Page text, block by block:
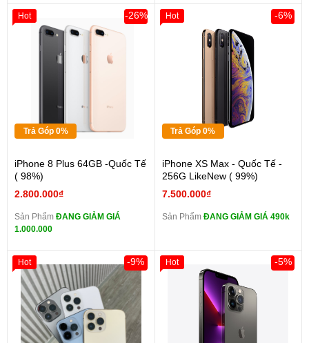
Trả Góp 0%
iPhone 8 Plus 64GB -Quốc Tế
( 98%)
2.800.000₫
-26%
Sản Phẩm ĐANG GIẢM GIÁ
1.000.000
Hot
Trả Góp 0%
iPhone XS Max - Quốc Tế -
256G LikeNew ( 99%)
7.500.000₫
-6%
Sản Phẩm ĐANG GIẢM GIÁ 490k
Hot
-9%
Hot -5%
Hot